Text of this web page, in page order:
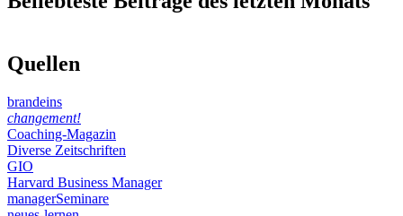
Quellen
brandeins
changement!
Coaching-Magazin
Diverse Zeitschriften
GIO
Harvard Business Manager
managerSeminare